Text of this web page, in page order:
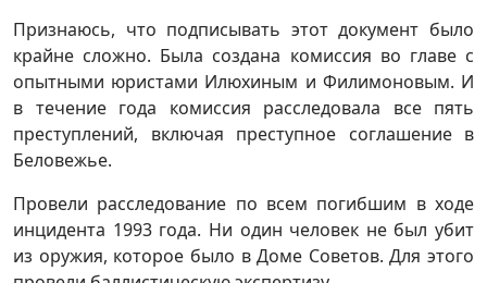
Признаюсь, что подписывать этот документ было
крайне сложно. Была создана комиссия во главе с
опытными юристами Илюхиным и Филимоновым. И
в течение года комиссия расследовала все пять
преступлений, включая преступное соглашение в
Беловежье.
Провели расследование по всем погибшим в ходе
инцидента 1993 года. Ни один человек не был убит
из оружия, которое было в Доме Советов. Для этого